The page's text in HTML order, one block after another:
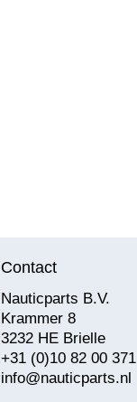
Contact
Nauticparts B.V.
Krammer 8
3232 HE Brielle
+31 (0)10 82 00 371
info@nauticparts.nl